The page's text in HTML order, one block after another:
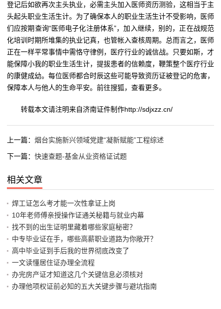
登记后如欲再次主头执业，必需主头加入医师资历测验，这相当于主
头起头职业生活生计。为了确保本人的职业生活生计不受影响，医师
们应按期查询“医师电子化注册体系”，加入继续，别的，正在战规范
化培训时期所堆集的执业记真，也管帐入查核周期。总而言之，医师
正在一样平常事情中需恪守律例，医疗行业的诚信战。只要如斯，才
能保障小我的职业生活生计，提拔患者的信赖度，鞭策整个医疗行业
的康健成幼。每位医师都合时辰这些可能导致资历证被登记的危害，
保障本人与他人的生命平安。前往搜狐，查看更多。
转载本文请注明来自济南证件制作http://sdjxzz.cn/
上一篇： 烟台实施新兴领域党建“凝新赋能”工程综述
下一篇： 快速查题-基金从业资格证试题
相关文章
焊工证怎么考才能一次性拿证上岗
10年老师傅亲授操作证通关秘籍与就业内幕
找不到的出生证明里藏着哪些家庭秘密？
中专毕业证在手，哪些高薪职业道路为你敞开？
高中毕业证到手后我的世界彻底改变了
一文读懂居住证办理全流程
办完房产证才知道这几个关键信息必须核对
办理他项权证前必知的五大关键步骤与避坑指南